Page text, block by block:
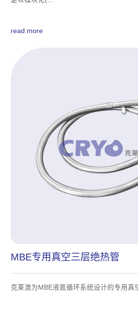
read more
MBE专用真空三层绝热管
克莱澳为MBE液氮循环系统设计的专用真